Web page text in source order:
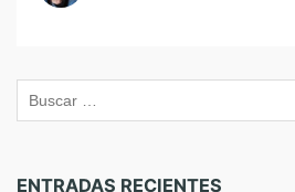
ENTRADAS RECIENTES